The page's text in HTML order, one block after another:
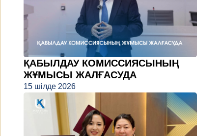
ҚАБЫЛДАУ КОМИССИЯСЫНЫҢ
ЖҰМЫСЫ ЖАЛҒАСУДА
15 шілде 2026